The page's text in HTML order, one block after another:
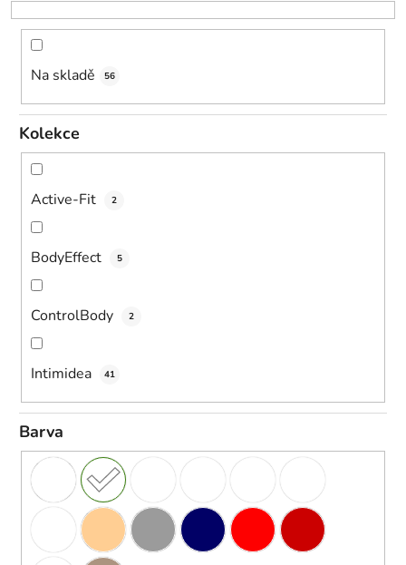
t
Na skladě 56
Kolekce
Active-Fit 2
BodyEffect 5
ControlBody 2
Intimidea 41
Barva